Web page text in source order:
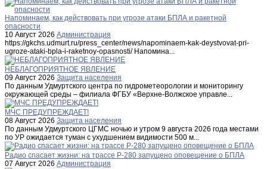
Напоминаем, как действовать при угрозе атаки БПЛА и ракетной
опасности
10 Август 2026 Администрация
https://gkchs.udmurt.ru/press_center/news/napominaem-kak-deystvovat-pri-
ugroze-ataki-bpla-i-raketnoy-opasnosti/ Напомина...
НЕБЛАГОПРИЯТНОЕ ЯВЛЕНИЕ
09 Август 2026 Защита населения
По данным Удмуртского центра по гидрометеорологии и мониторингу
окружающей среды – филиала ФГБУ «Верхне-Волжское управле...
МЧС ПРЕДУПРЕЖДАЕТ!
08 Август 2026 Защита населения
По данным Удмуртского ЦГМС ночью и утром 9 августа 2026 года местами
по УР ожидается туман с ухудшением видимости 500 м...
Радио спасает жизни: на трассе Р-280 запущено оповещение о БПЛА
07 Август 2026 Администрация